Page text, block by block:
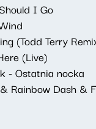
I Go
(Todd Terry
(Live)
- Ostatnia nocka
Rainbow Dash &